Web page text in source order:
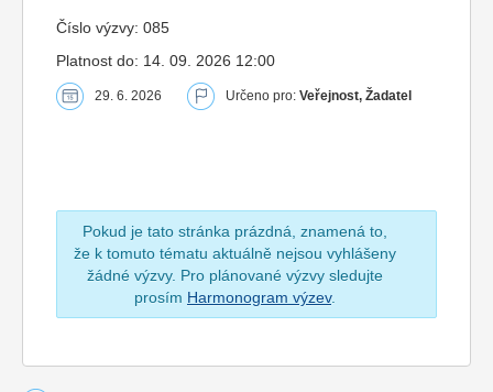
Číslo výzvy: 085
Platnost do: 14. 09. 2026 12:00
29. 6. 2026 Určeno pro: Veřejnost, Žadatel
Pokud je tato stránka prázdná, znamená to,
že k tomuto tématu aktuálně nejsou vyhlášeny
žádné výzvy. Pro plánované výzvy sledujte
prosím Harmonogram výzev.